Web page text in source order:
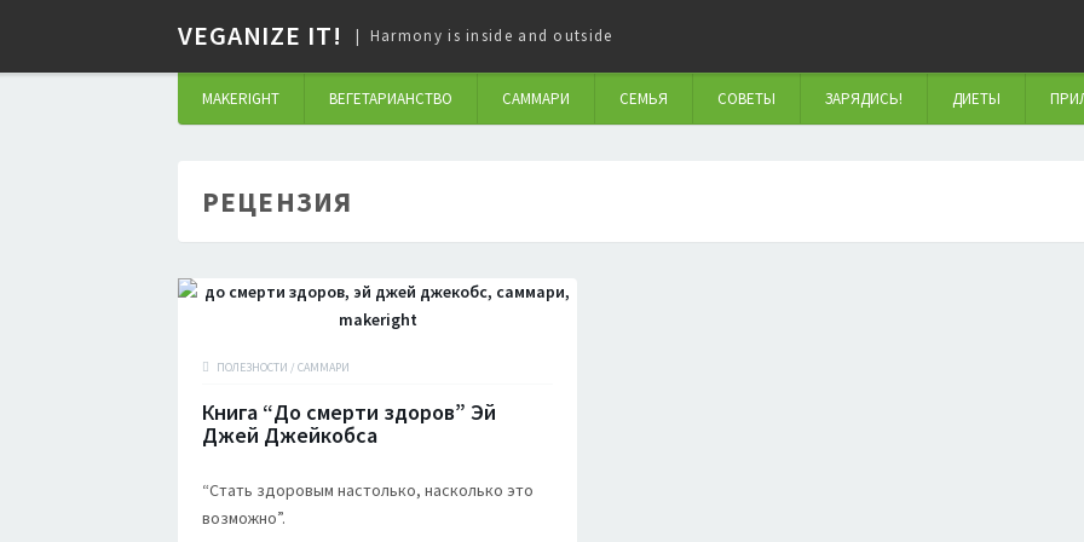
VEGANIZE IT! Harmony is inside and outside
MAKERIGHT ВЕГЕТАРИАНСТВО САММАРИ СЕМЬЯ СОВЕТЫ ЗАРЯДИСЬ! ДИЕТЫ
РЕЦЕНЗИЯ
ПОЛЕЗНОСТИ / САММАРИ
Книга “До смерти здоров” Эй
Джей Джейкобса
“Стать здоровым настолько, насколько это
возможно”.